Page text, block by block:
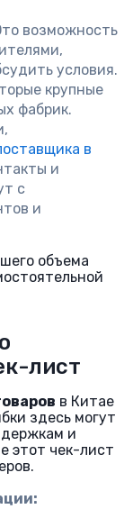
возможность
условия.
крупные
фабрик.
в
и
с
и
объема
лист
в Китае
здесь могут
и
этот чек-лист